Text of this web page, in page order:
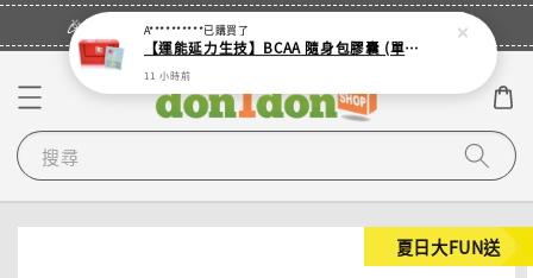
🎉登入會員・領取您的專屬折扣券！
搜尋
夏日大FUN送
A**********已購買了
【運能延力生技】BCAA 隨身包膠囊 (單入 - 4顆裝鋁袋)
11 小時前